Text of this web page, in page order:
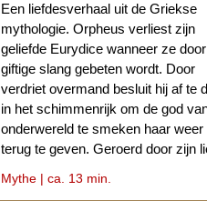
Een liefdesverhaal uit de Griekse
mythologie. Orpheus verliest zijn
geliefde Eurydice wanneer ze
giftige slang gebeten wordt. Door
verdriet overmand besluit hij af te
in het schimmenrijk om de god
onderwereld te smeken haar weer
terug te geven. Geroerd door zijn
Mythe | ca. 13 min.